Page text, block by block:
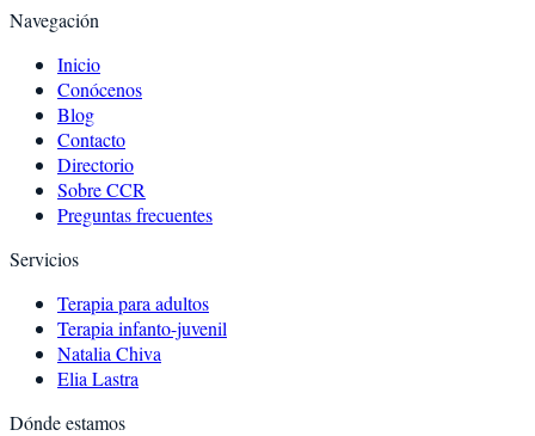
Navegación
Inicio
Conócenos
Blog
Contacto
Directorio
Sobre CCR
Preguntas frecuentes
Servicios
Terapia para adultos
Terapia infanto-juvenil
Natalia Chiva
Elia Lastra
Dónde estamos